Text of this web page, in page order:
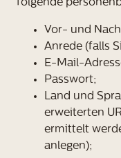
folgende
Vor- und
Anrede (falls
E-Mail-
Passwort;
Land und
erweiterten
ermittelt
anlegen);